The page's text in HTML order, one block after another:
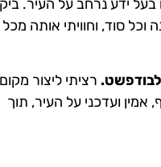
ידע נרחב על העיר.
סוד, וחוויתי אותה מכל
רציתי ליצור מקום
אמין ועדכני על העיר, תוך